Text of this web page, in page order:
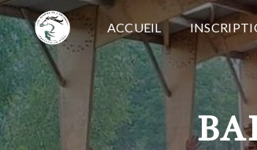
ACCUEIL
Panneau de gestion des cookies